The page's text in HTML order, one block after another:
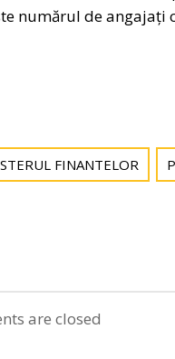
numărul de angajați
FINANTELOR
are closed